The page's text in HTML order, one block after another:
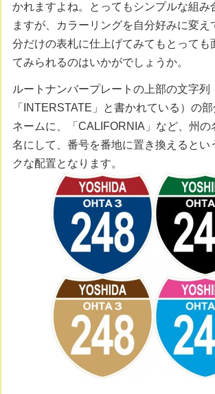
かれますよね。とってもシンプルな組み
ますが、カラーリングを自分好みに変え
分だけの表札に仕上げてみてもとっても
てみられるのはいかがでしょうか。
ルートナンバープレートの上部の文字列
「INTERSTATE」と書かれている）の
ネームに、「CALIFORNIA」など、州の
名にして、番号を番地に置き換えるとい
クな配置となります。